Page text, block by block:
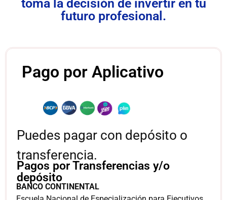
toma la decisión de invertir en tu
futuro profesional.
Pago por Aplicativo
Puedes pagar con depósito o
transferencia.
BANCO CONTINENTAL
Pagos por Transferencias y/o
depósito